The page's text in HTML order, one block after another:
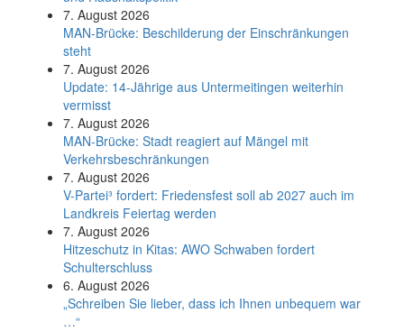
7. August 2026
MAN-Brücke: Beschilderung der Einschränkungen
steht
7. August 2026
Update: 14-Jährige aus Untermeitingen weiterhin
vermisst
7. August 2026
MAN-Brücke: Stadt reagiert auf Mängel mit
Verkehrsbeschränkungen
7. August 2026
V-Partei­³ fordert: Friedens­fest soll ab 2027 auch im
Land­kreis Feier­tag werden
7. August 2026
Hitzeschutz in Kitas: AWO Schwaben fordert
Schulterschluss
6. August 2026
„Schreiben Sie lieber, dass ich Ihnen unbequem war
…“